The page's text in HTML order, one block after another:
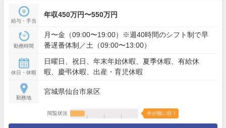
給与・手当
年収450万円〜550万円
勤務時間
月〜金（09:00〜19:00）※週40時間のシフト制で早
番遅番体制／土（09:00〜13:00）
休日・休暇
日曜日、祝日、年末年始休暇、夏季休暇、有給休
暇、慶弔休暇、出産・育児休暇
勤務地
宮城県仙台市泉区
閲覧状況 今が狙い目！